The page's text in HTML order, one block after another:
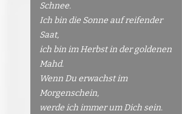
Schnee.
Ich bin die Sonne auf reifender
Saat,
ich bin im Herbst in der goldenen
Mahd.
Wenn Du erwachst im
Morgenschein,
werde ich immer um Dich sein.